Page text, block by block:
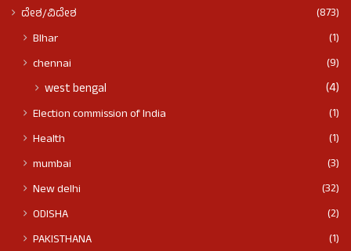
ದೇಶ/ವಿದೇಶ
(873)
BIhar
(1)
chennai
(9)
west bengal (4)
Election commission of India
(1)
Health
(1)
mumbai
(3)
New delhi
(32)
ODISHA
(2)
PAKISTHANA
(1)